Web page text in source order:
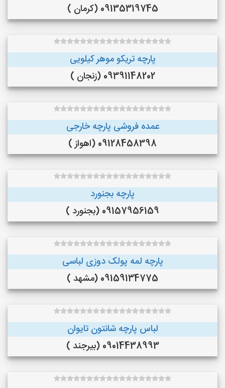
09135319745 (کرمان )
پارچه تریکو موهر کیلویی
09391148202 (زنجان )
عمده فروشی پارچه خارجی
09128458398 (اهواز )
پارچه بجنورد
09157956159 (بجنورد )
پارچه لمه پولک دوزی لباسی
09159134775 (مشهد )
لباس پارچه شانتون تایوان
09014438993 (بیرجند )